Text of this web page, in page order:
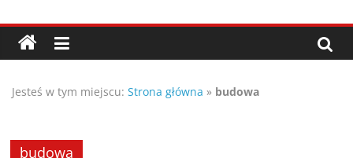
do
treści
Porady,
wskazówki
oraz
Jesteś w tym miejscu: Strona główna » budowa
budowa